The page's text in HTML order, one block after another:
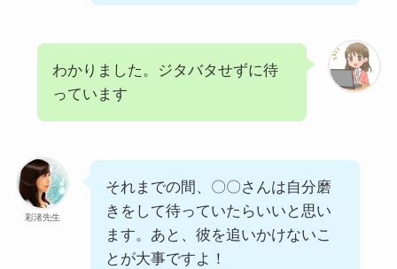
わかりました。ジタバタせずに待
っています
彩渚先生
それまでの間、〇〇さんは自分磨
きをして待っていたらいいと思い
ます。あと、彼を追いかけないこ
とが大事ですよ！